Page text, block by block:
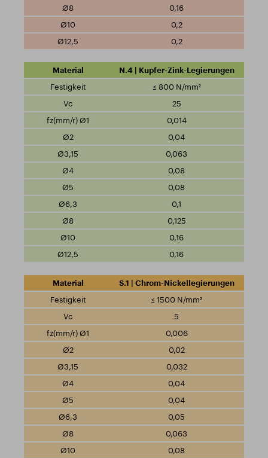
0,16
0,2
0,2
N.4 | Kupfer-Zink-Legierungen
≤ 800 N/mm²
25
0,014
0,04
0,063
0,08
0,08
0,1
0,125
0,16
0,16
S.1 | Chrom-Nickellegierungen
≤ 1500 N/mm²
5
0,006
0,02
0,032
0,04
0,04
0,05
0,063
0,08